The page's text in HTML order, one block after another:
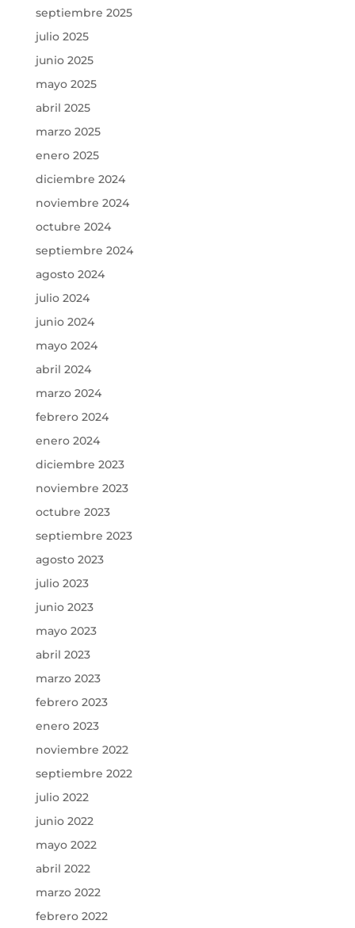
septiembre 2025
julio 2025
junio 2025
mayo 2025
abril 2025
marzo 2025
enero 2025
diciembre 2024
noviembre 2024
octubre 2024
septiembre 2024
agosto 2024
julio 2024
junio 2024
mayo 2024
abril 2024
marzo 2024
febrero 2024
enero 2024
diciembre 2023
noviembre 2023
octubre 2023
septiembre 2023
agosto 2023
julio 2023
junio 2023
mayo 2023
abril 2023
marzo 2023
febrero 2023
enero 2023
noviembre 2022
septiembre 2022
julio 2022
junio 2022
mayo 2022
abril 2022
marzo 2022
febrero 2022